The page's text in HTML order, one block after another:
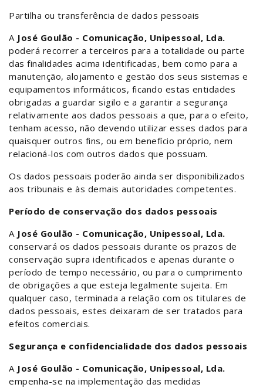
Partilha ou transferência de dados pessoais
A José Goulão - Comunicação, Unipessoal, Lda.
poderá recorrer a terceiros para a totalidade ou parte
das finalidades acima identificadas, bem como para a
manutenção, alojamento e gestão dos seus sistemas e
equipamentos informáticos, ficando estas entidades
obrigadas a guardar sigilo e a garantir a segurança
relativamente aos dados pessoais a que, para o efeito,
tenham acesso, não devendo utilizar esses dados para
quaisquer outros fins, ou em benefício próprio, nem
relacioná-los com outros dados que possuam.
Os dados pessoais poderão ainda ser disponibilizados
aos tribunais e às demais autoridades competentes.
Período de conservação dos dados pessoais
A José Goulão - Comunicação, Unipessoal, Lda.
conservará os dados pessoais durante os prazos de
conservação supra identificados e apenas durante o
período de tempo necessário, ou para o cumprimento
de obrigações a que esteja legalmente sujeita. Em
qualquer caso, terminada a relação com os titulares de
dados pessoais, estes deixaram de ser tratados para
efeitos comerciais.
Segurança e confidencialidade dos dados pessoais
A José Goulão - Comunicação, Unipessoal, Lda.
empenha-se na implementação das medidas